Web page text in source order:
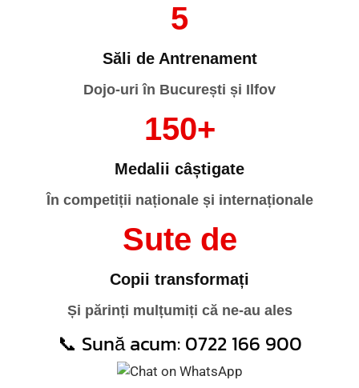
5
Săli de Antrenament
Dojo-uri în București și Ilfov
150+
Medalii câștigate
În competiții naționale și internaționale
Sute de
Copii transformați
Și părinți mulțumiți că ne-au ales
📞 Sună acum: 0722 166 900